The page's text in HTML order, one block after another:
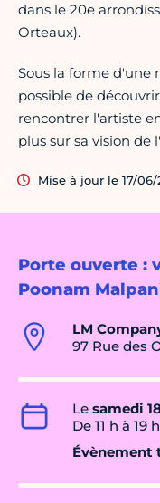
Porte ouverte :
Poonam
LM
97 Rue des
Le samedi
De 11 h à 19 h
Évènement
dans le 20e
Orteaux).
Sous la forme d'une
possible de
rencontrer l'artiste
plus sur sa vision de
Mise à jour le 17/06/